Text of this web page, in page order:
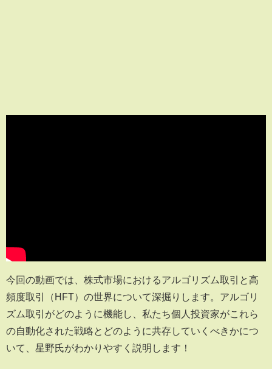
今回の動画では、株式市場におけるアルゴリズム取引と高
頻度取引（HFT）の世界について深掘りします。アルゴリ
ズム取引がどのように機能し、私たち個人投資家がこれら
の自動化された戦略とどのように共存していくべきかにつ
いて、星野氏がわかりやすく説明します！